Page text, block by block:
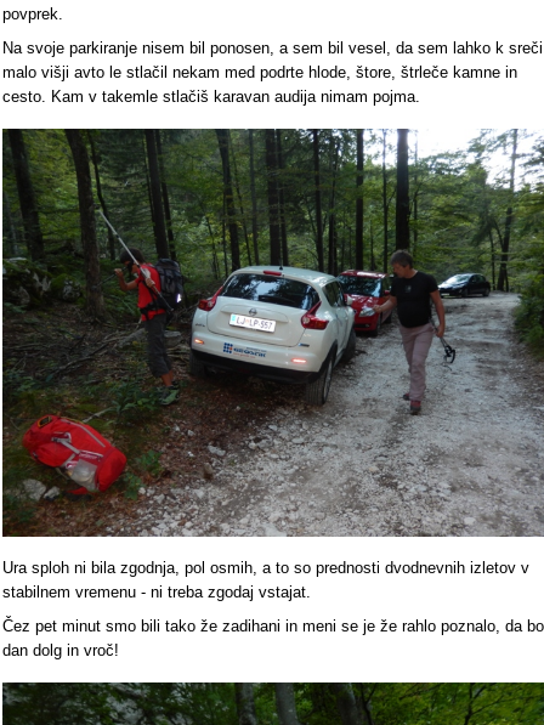
povprek.
Na svoje parkiranje nisem bil ponosen, a sem bil vesel, da sem lahko k sreči
malo višji avto le stlačil nekam med podrte hlode, štore, štrleče kamne in
cesto. Kam v takemle stlačiš karavan audija nimam pojma.
Ura sploh ni bila zgodnja, pol osmih, a to so prednosti dvodnevnih izletov v
stabilnem vremenu - ni treba zgodaj vstajat.
Čez pet minut smo bili tako že zadihani in meni se je že rahlo poznalo, da bo
dan dolg in vroč!